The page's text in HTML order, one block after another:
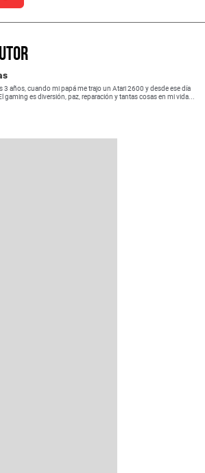
3 años, cuando mi papá me trajo un Atari 2600 y desde ese día
gaming es diversión, paz, reparación y tantas cosas en mi vida...
in new window